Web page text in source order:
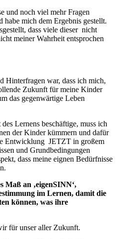
und noch viel mehr Fragen
habe mich dem Ergebnis gestellt.
dass viele dieser nicht
meiner Wahrheit entsprochen
Hinterfragen war, dass ich mich,
Zukunft für meine Kinder
das gegenwärtige Leben
Lernens beschäftige, muss ich
der Kinder kümmern und dafür
Entwicklung JETZT in großem
und Grundbedingungen
dass meine eignen Bedürfnisse
an ‚eigenSINN‘,
im Lernen, damit die
können, was ihre
für unser aller Zukunft.